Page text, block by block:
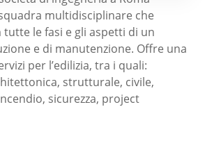
multidisciplinare che
tutte le fasi e gli aspetti di un
e di manutenzione. Offre una
per l’edilizia, tra i quali:
strutturale, civile,
sicurezza, project